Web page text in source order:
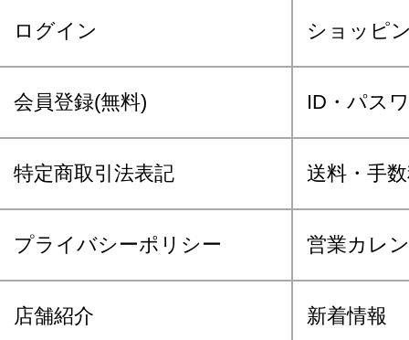
ログイン ショッピ
会員登録(無料) ID・パス
特定商取引法表記 送料・手
プライバシーポリシー 営業カレ
店舗紹介 新着情報